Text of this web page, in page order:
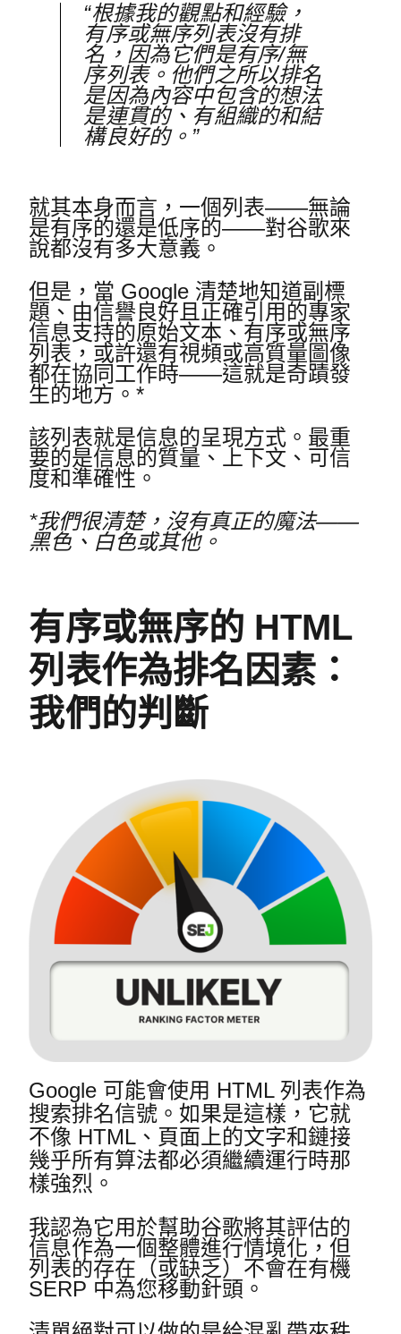
“根據我的觀點和經驗，
有序或無序列表沒有排
名，因為它們是有序/無
序列表。 他們之所以排名
是因為內容中包含的想法
是連貫的、有組織的和結
構良好的。”
就其本身而言，一個列表——無論
是有序的還是低序的——對谷歌來
說都沒有多大意義。
但是，當 Google 清楚地知道副標
題、由信譽良好且正確引用的專家
信息支持的原始文本、有序或無序
列表，或許還有視頻或高質量圖像
都在協同工作時——這就是奇蹟發
生的地方。*
該列表就是信息的呈現方式。 最重
要的是信息的質量、上下文、可信
度和準確性。
*我們很清楚，沒有真正的魔法——
黑色、白色或其他。
有序或無序的 HTML
列表作為排名因素：
我們的判斷
Google 可能會使用 HTML 列表作為
搜索排名信號。如果是這樣，它就
不像 HTML、頁面上的文字和鏈接
幾乎所有算法都必須繼續運行時那
樣強烈。
我認為它用於幫助谷歌將其評估的
信息作為一個整體進行情境化，但
列表的存在（或缺乏）不會在有機
SERP 中為您移動針頭。